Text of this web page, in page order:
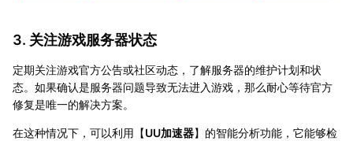
3. 关注游戏服务器状态
定期关注游戏官方公告或社区动态，了解服务器的维护计划和状
态。如果确认是服务器问题导致无法进入游戏，那么耐心等待官方
修复是唯一的解决方案。
在这种情况下，可以利用【UU加速器】的智能分析功能，它能够检